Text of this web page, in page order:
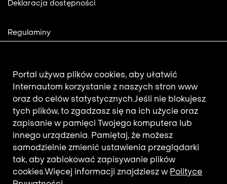
Deklaracja dostępności
Footer
2
Regulaminy
Aktualności
Newsletter
Adres e-mail subskrybenta.
Otrzymuj nowości z filmotekaslaska.com
Portal używa plików cookies, aby ułatwić
Internautom korzystanie z naszych stron www
oraz do celów statystycznych.Jeśli nie blokujesz
tych plików, to zgadzasz się na ich użycie oraz
zapisanie w pamięci Twojego komputera lub
innego urządzenia. Pamiętaj, że możesz
samodzielnie zmienić ustawienia przeglądarki
tak, aby zablokować zapisywanie plików
cookies.Więcej informacji znajdziesz w Polityce